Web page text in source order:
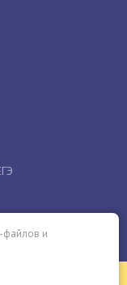
файлов и